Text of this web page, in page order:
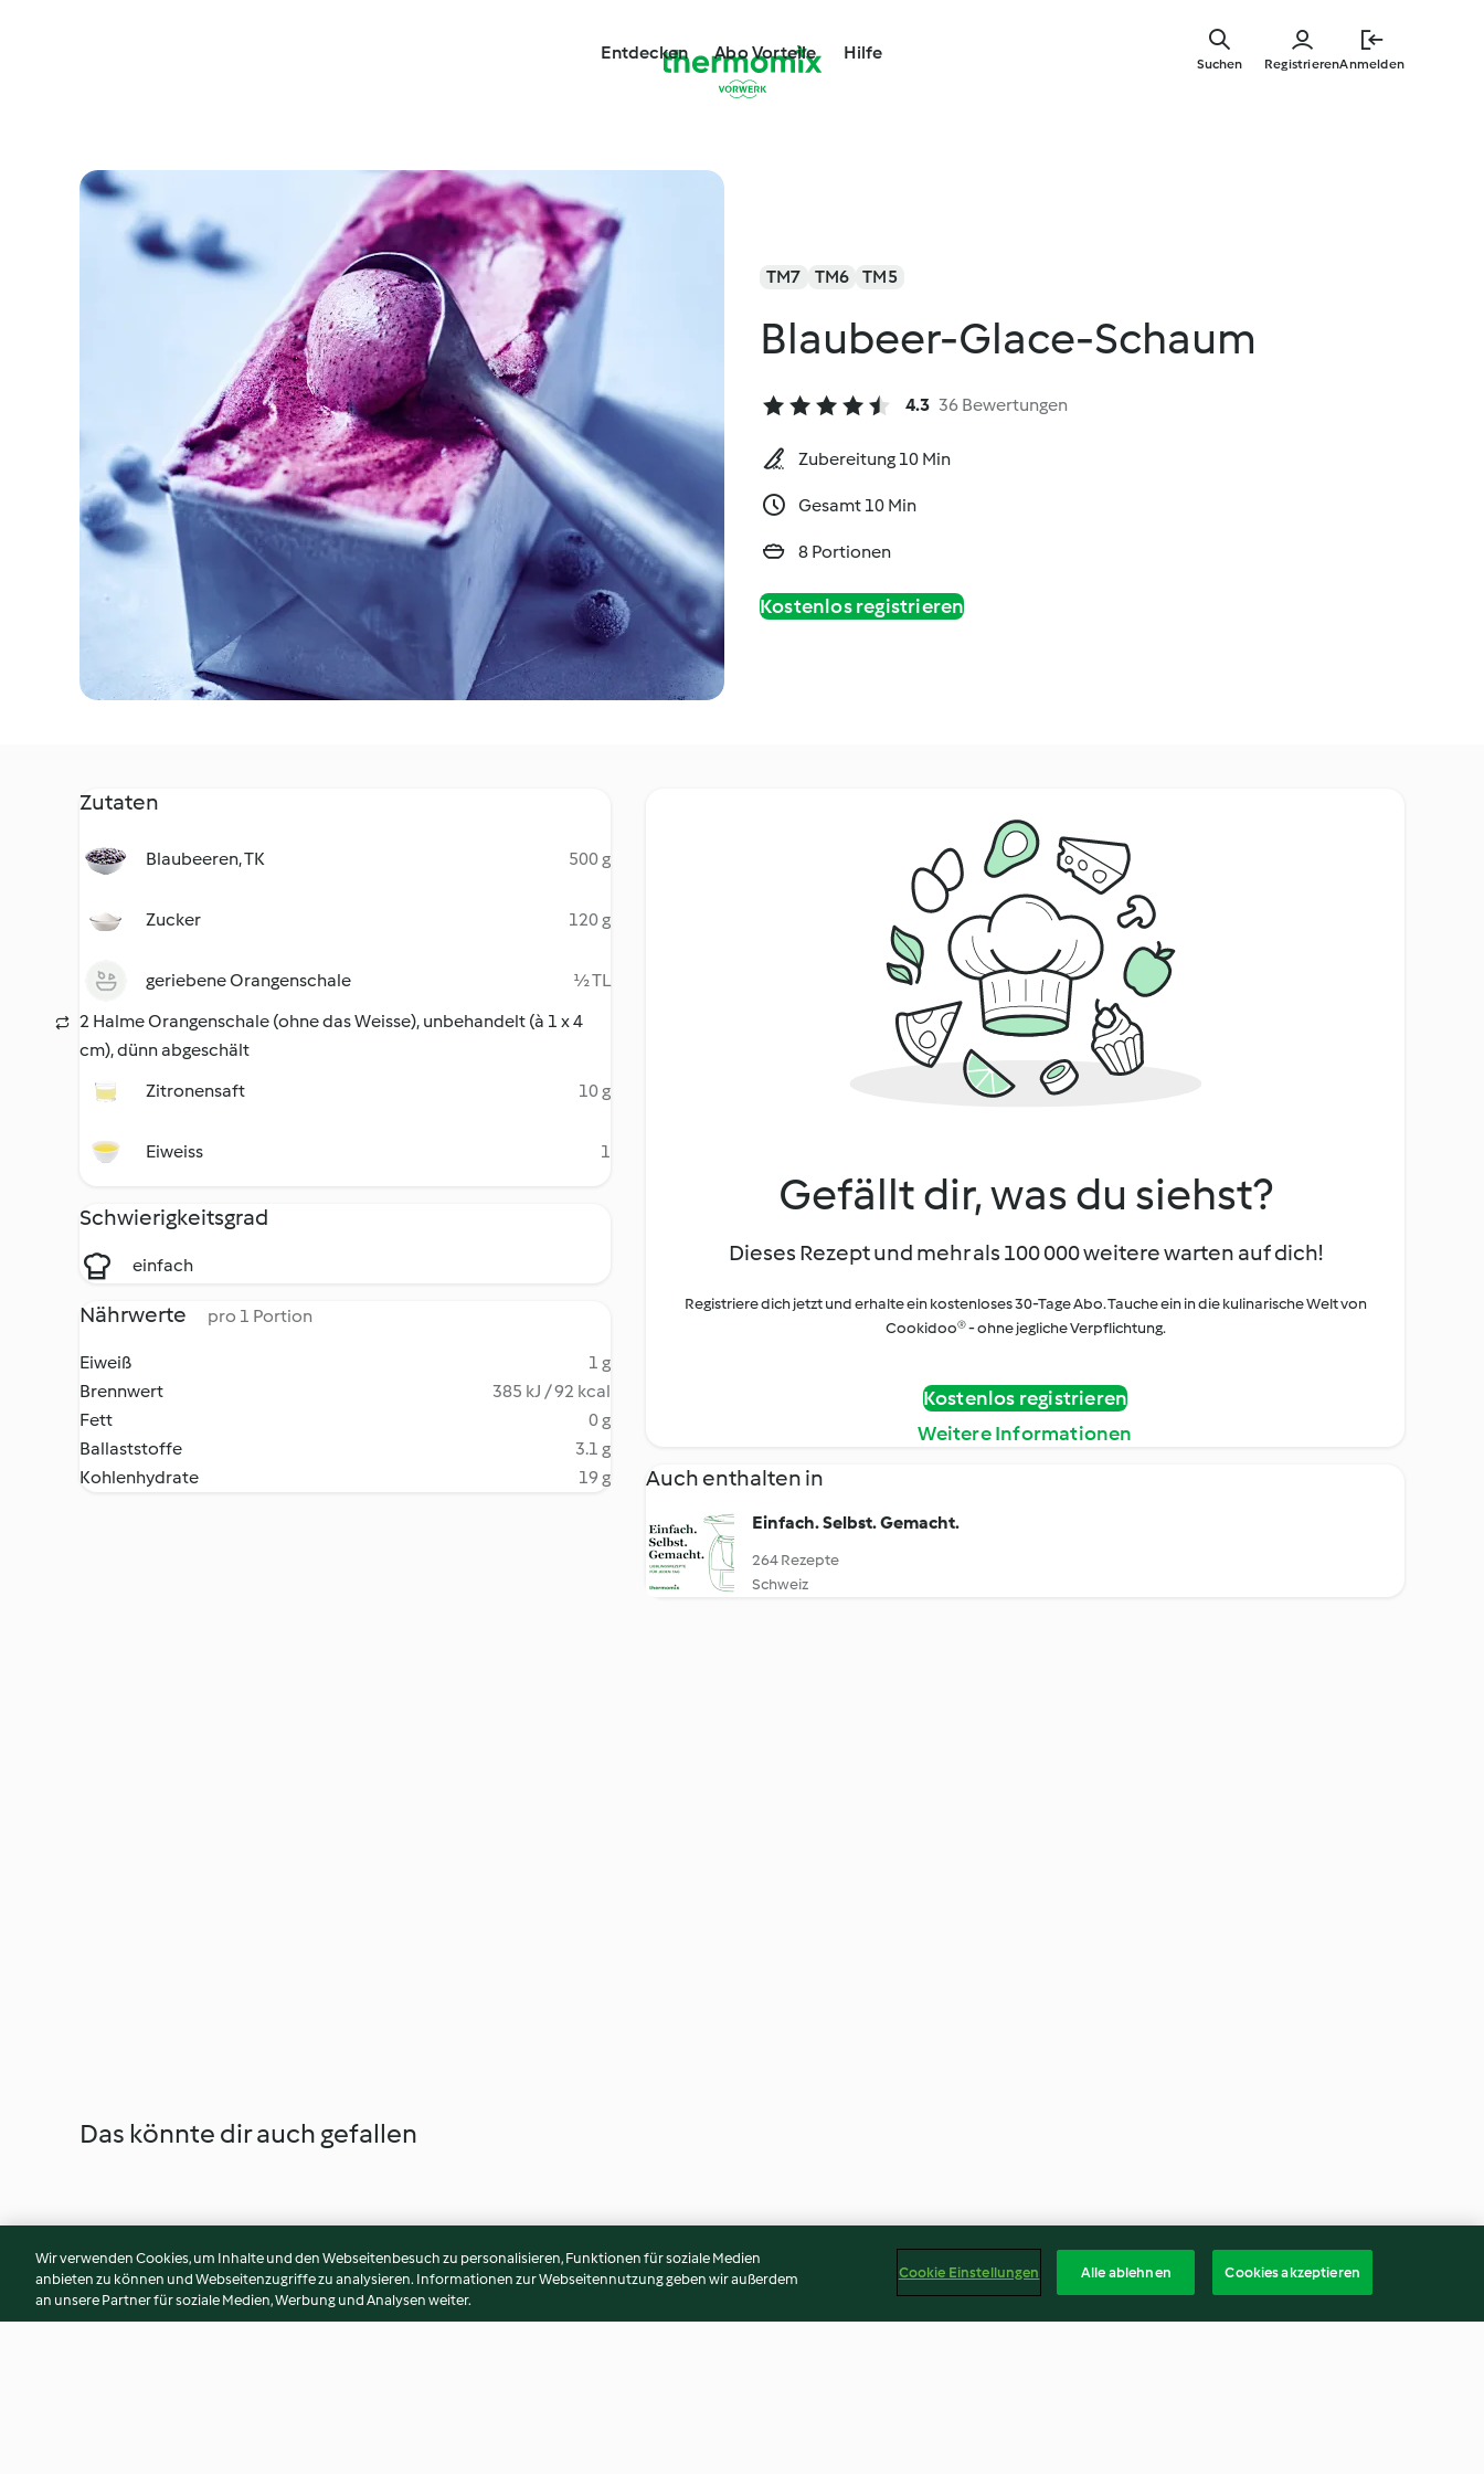
Entdecken Abo Vorteile Hilfe
RegistrierenAnmelden
Suchen
TM7 TM6 TM5
Blaubeer-Glace-Schaum
4.3 36 Bewertungen
Zubereitung 10 Min
Gesamt 10 Min
8 Portionen
Kostenlos registrieren
Zutaten
Blaubeeren, TK 500 g
Zucker 120 g
geriebene Orangenschale
½ TL
2 Halme Orangenschale (ohne das Weisse), unbehandelt (à 1 x 4
cm), dünn abgeschält
Zitronensaft
10 g
Eiweiss 1
Schwierigkeitsgrad
einfach
Nährwerte pro 1 Portion
Eiweiß
1 g
Brennwert
385 kJ / 92 kcal
Fett
0 g
Ballaststoffe
3.1 g
Kohlenhydrate
19 g
Gefällt dir, was du siehst?
Dieses Rezept und mehr als 100 000 weitere warten auf dich!
Registriere dich jetzt und erhalte ein kostenloses 30-Tage Abo. Tauche ein in die kulinarische Welt von
Cookidoo® - ohne jegliche Verpflichtung.
Kostenlos registrieren
Weitere Informationen
Auch enthalten in
Einfach. Selbst. Gemacht.
264 Rezepte
Schweiz
Das könnte dir auch gefallen
Wir verwenden Cookies, um Inhalte und den Webseitenbesuch zu personalisieren, Funktionen für soziale Medien
anbieten zu können und Webseitenzugriffe zu analysieren. Informationen zur Webseitennutzung geben wir außerdem
an unsere Partner für soziale Medien, Werbung und Analysen weiter.
Cookie Einstellungen Alle ablehnen Cookies akzeptieren